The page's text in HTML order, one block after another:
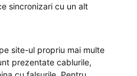
sincronizari cu un alt
site-ul propriu mai multe
prezentate cablurile,